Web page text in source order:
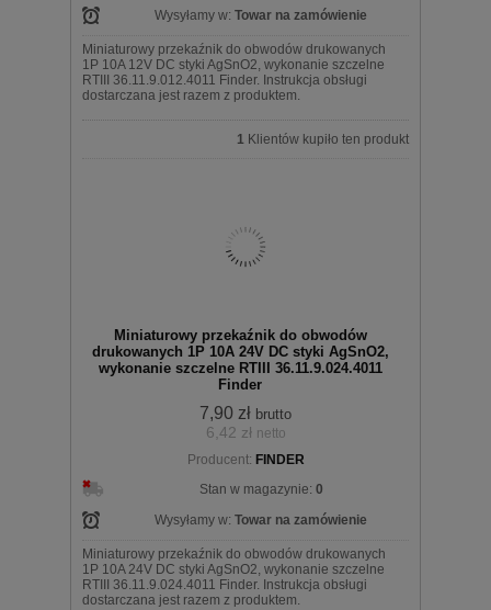
Wysyłamy w: Towar na zamówienie
Miniaturowy przekaźnik do obwodów drukowanych
1P 10A 12V DC styki AgSnO2, wykonanie szczelne
RTIII 36.11.9.012.4011 Finder. Instrukcja obsługi
dostarczana jest razem z produktem.
1 Klientów kupiło ten produkt
Miniaturowy przekaźnik do obwodów
drukowanych 1P 10A 24V DC styki AgSnO2,
wykonanie szczelne RTIII 36.11.9.024.4011
Finder
7,90 zł brutto
6,42 zł netto
Producent: FINDER
Stan w magazynie: 0
Wysyłamy w: Towar na zamówienie
Miniaturowy przekaźnik do obwodów drukowanych
1P 10A 24V DC styki AgSnO2, wykonanie szczelne
RTIII 36.11.9.024.4011 Finder. Instrukcja obsługi
dostarczana jest razem z produktem.